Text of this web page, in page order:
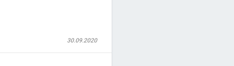
30.09.2020